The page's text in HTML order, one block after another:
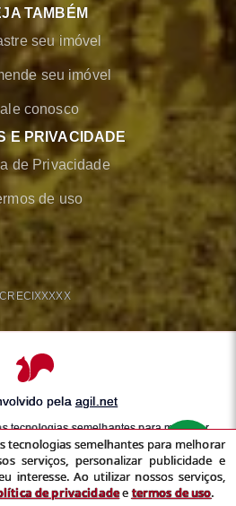
TAMBÉM
seu imóvel
seu imóvel
conosco
E PRIVACIDADE
de Privacidade
de uso
CRECIXXXXX
pela agil.net
tecnologias semelhantes para melhorar
serviços, personalizar publicidade e
interesse. Ao utilizar nossos serviços,
política de privacidadeetermos de uso
tecnologias semelhantes para melhorar
serviços, personalizar publicidade e
interesse. Ao utilizar nossos serviços,
de privacidadeetermos de uso.